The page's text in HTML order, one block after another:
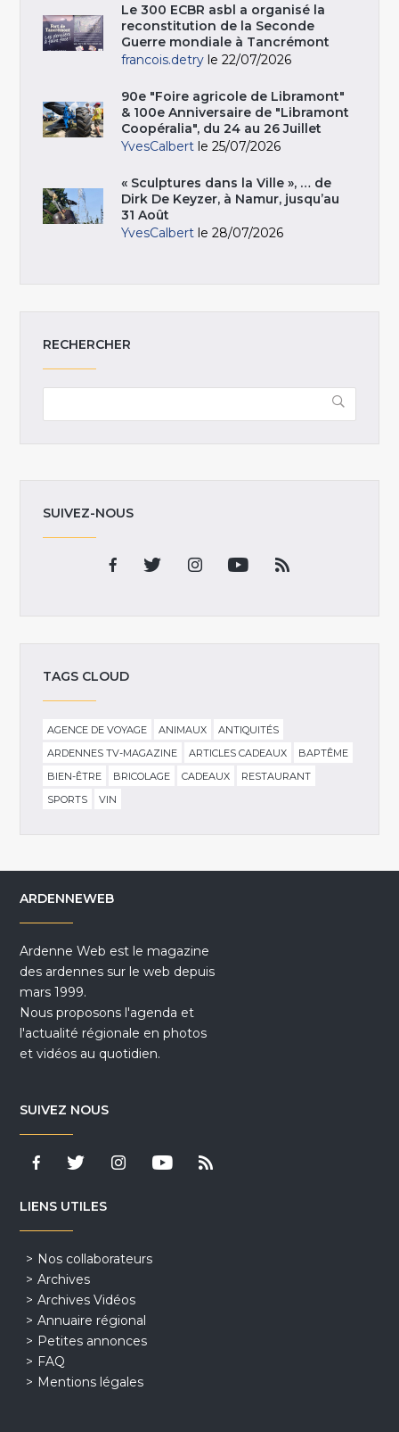
Le 300 ECBR asbl a organisé la
reconstitution de la Seconde
Guerre mondiale à Tancrémont
francois.detry le 22/07/2026
90e "Foire agricole de Libramont"
& 100e Anniversaire de "Libramont
Coopéralia", du 24 au 26 Juillet
YvesCalbert le 25/07/2026
« Sculptures dans la Ville », … de
Dirk De Keyzer, à Namur, jusqu’au
31 Août
YvesCalbert le 28/07/2026
RECHERCHER
SUIVEZ-NOUS
TAGS CLOUD
AGENCE DE VOYAGE ANIMAUX
ANTIQUITÉS
ARDENNES TV-MAGAZINE
ARTICLES CADEAUX
BAPTÊME
BIEN-ÊTRE
BRICOLAGE CADEAUX
RESTAURANT
SPORTS
VIN
ARDENNEWEB
Ardenne Web est le magazine
des ardennes sur le web depuis
mars 1999.
Nous proposons l'agenda et
l'actualité régionale en photos
et vidéos au quotidien.
SUIVEZ NOUS
LIENS UTILES
Nos collaborateurs
Archives
Archives Vidéos
Annuaire régional
Petites annonces
FAQ
Mentions légales